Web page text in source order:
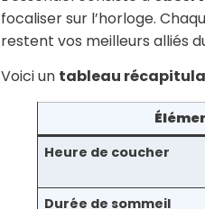
focaliser sur l’horloge.
restent vos meilleurs alliés
Voici un tableau
Heure de coucher
Durée de sommeil